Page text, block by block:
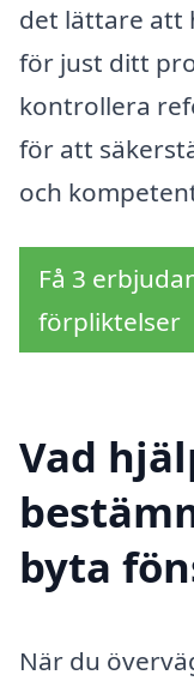
det lättare att
för just ditt
kontrollera
för att
och
Få 3
förpliktelser
Vad
byta
När du